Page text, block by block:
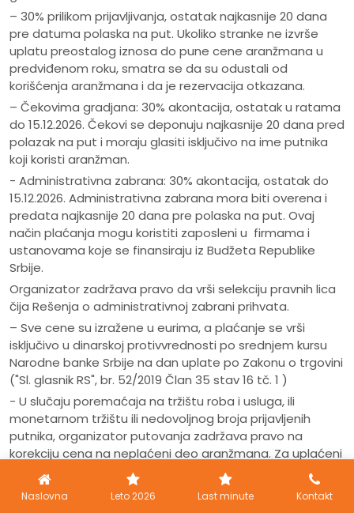
– 30% prilikom prijavljivanja, ostatak najkasnije 20 dana
pre datuma polaska na put. Ukoliko stranke ne izvrše
uplatu preostalog iznosa do pune cene aranžmana u
predviđenom roku, smatra se da su odustali od
korišćenja aranžmana i da je rezervacija otkazana.
– Čekovima gradjana: 30% akontacija, ostatak u ratama
do 15.12.2026. Čekovi se deponuju najkasnije 20 dana pred
polazak na put i moraju glasiti isključivo na ime putnika
koji koristi aranžman.
- Administrativna zabrana: 30% akontacija, ostatak do
15.12.2026. Administrativna zabrana mora biti overena i
predata najkasnije 20 dana pre polaska na put. Ovaj
način plaćanja mogu koristiti zaposleni u firmama i
ustanovama koje se finansiraju iz Budžeta Republike
Srbije.
Organizator zadržava pravo da vrši selekciju pravnih lica
čija Rešenja o administrativnoj zabrani prihvata.
– Sve cene su izražene u eurima, a plaćanje se vrši
isključivo u dinarskoj protivvrednosti po srednjem kursu
Narodne banke Srbije na dan uplate po Zakonu o trgovini
("Sl. glasnik RS", br. 52/2019 Član 35 stav 16 tč. 1 )
- U slučaju poremaćaja na tržištu roba i usluga, ili
monetarnom tržištu ili nedovoljnog broja prijavljenih
putnika, organizator putovanja zadržava pravo na
korekciju cena na neplaćeni deo aranžmana. Za uplaćeni
deo aranžmana cena ostaje nepromenjena.
U cenu aranžmana je uračunato:- Vanlinijski prevoz
Naslovna Leto 2026 Last minute Kontakt